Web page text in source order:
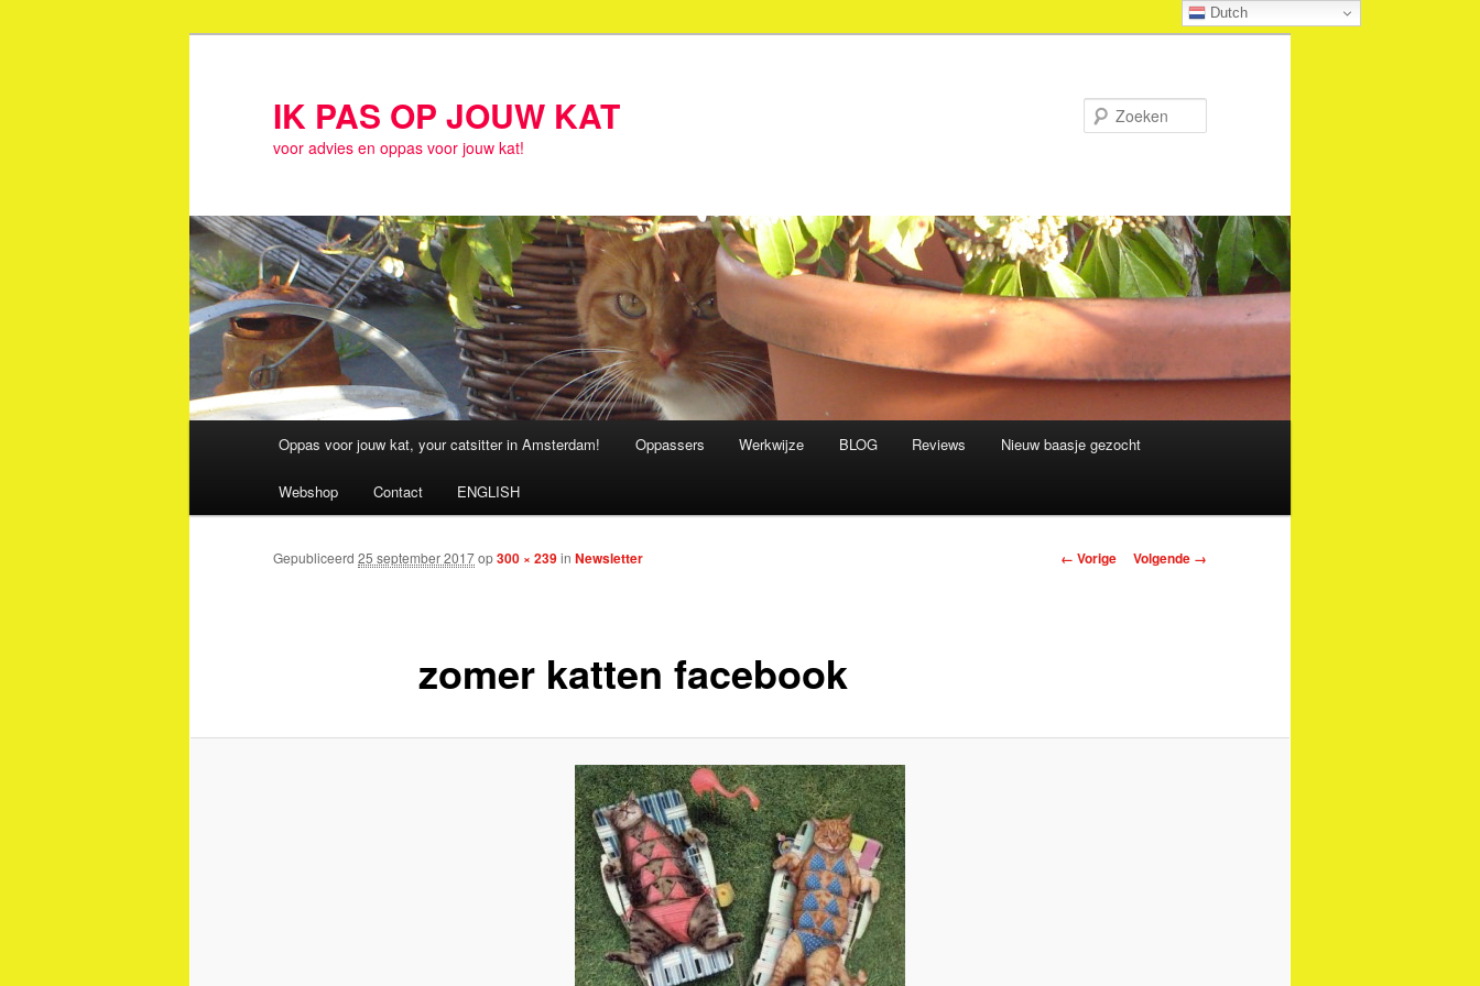
IK PAS OP JOUW KAT
voor advies en oppas voor jouw kat!
Oppas voor jouw kat, your catsitter in Amsterdam! Oppassers Werkwijze BLOG Reviews Nieuw baasje gezocht
Webshop Contact ENGLISH
Afbeeldingsnavigatie
← Vorige Volgende →
zomer katten facebook
Gepubliceerd 25 september 2017op300 × 239in Newsletter
Dutch